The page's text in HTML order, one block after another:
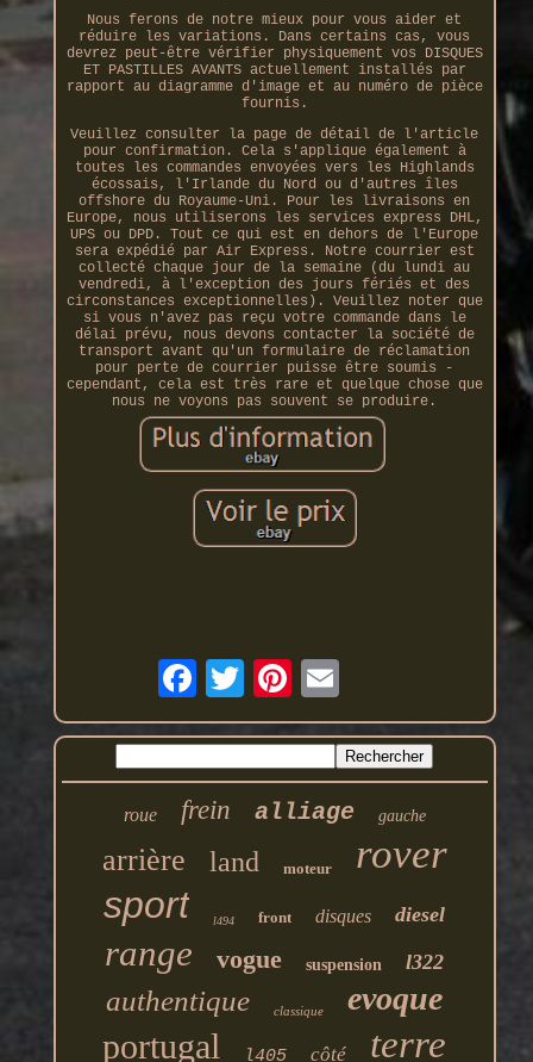
Nous ferons de notre mieux pour vous aider et
réduire les variations. Dans certains cas, vous
devrez peut-être vérifier physiquement vos DISQUES
ET PASTILLES AVANTS actuellement installés par
rapport au diagramme d'image et au numéro de pièce
fournis.
Veuillez consulter la page de détail de l'article
pour confirmation. Cela s'applique également à
toutes les commandes envoyées vers les Highlands
écossais, l'Irlande du Nord ou d'autres îles
offshore du Royaume-Uni. Pour les livraisons en
Europe, nous utiliserons les services express DHL,
UPS ou DPD. Tout ce qui est en dehors de l'Europe
sera expédié par Air Express. Notre courrier est
collecté chaque jour de la semaine (du lundi au
vendredi, à l'exception des jours fériés et des
circonstances exceptionnelles). Veuillez noter que
si vous n'avez pas reçu votre commande dans le
délai prévu, nous devons contacter la société de
transport avant qu'un formulaire de réclamation
pour perte de courrier puisse être soumis -
cependant, cela est très rare et quelque chose que
nous ne voyons pas souvent se produire.
roue frein alliage gauche
arrière land moteur rover
sport l494 front disques diesel
range vogue suspension l322
authentique classique evoque
portugal l405 côté terre